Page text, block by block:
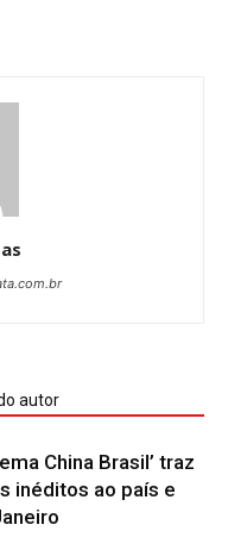
autor
China Brasil’ traz
inéditos ao país e